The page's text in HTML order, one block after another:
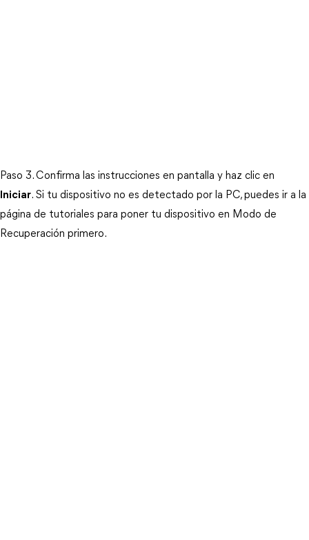
Paso 3. Confirma las instrucciones en pantalla y haz clic en
Iniciar. Si tu dispositivo no es detectado por la PC, puedes ir a la
página de tutoriales para poner tu dispositivo en Modo de
Recuperación primero.